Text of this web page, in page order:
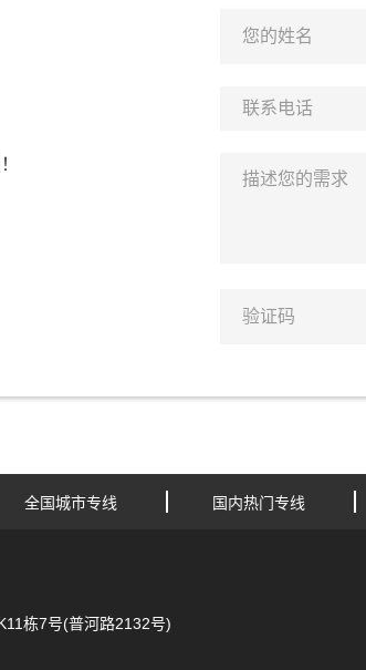
全国城市专线 国内热门专线
栋7号(普河路2132号)